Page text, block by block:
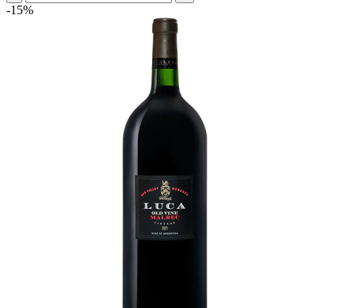
-15%